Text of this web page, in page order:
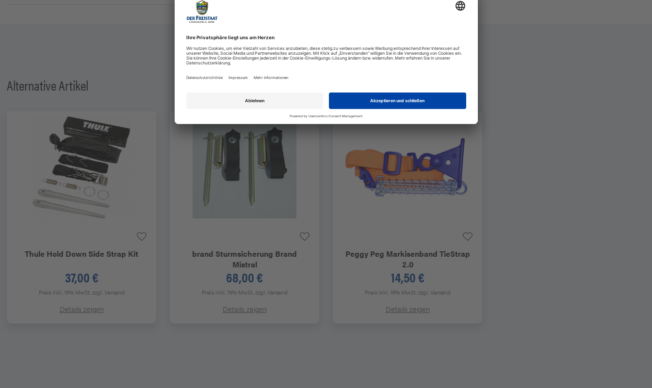
Alternative Artikel
Thule Hold Down Side Strap Kit
37,00 €
Preis inkl. 19% MwSt.zzgl. Versand
Details zeigen
brand Sturmsicherung Brand
Mistral
68,00 €
Preis inkl. 19% MwSt.zzgl. Versand
Details zeigen
Peggy Peg Markisenband TieStrap
2.0
14,50 €
Preis inkl. 19% MwSt.zzgl. Versand
Details zeigen